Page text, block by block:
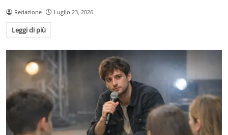
Redazione Luglio 23, 2026
Leggi di più